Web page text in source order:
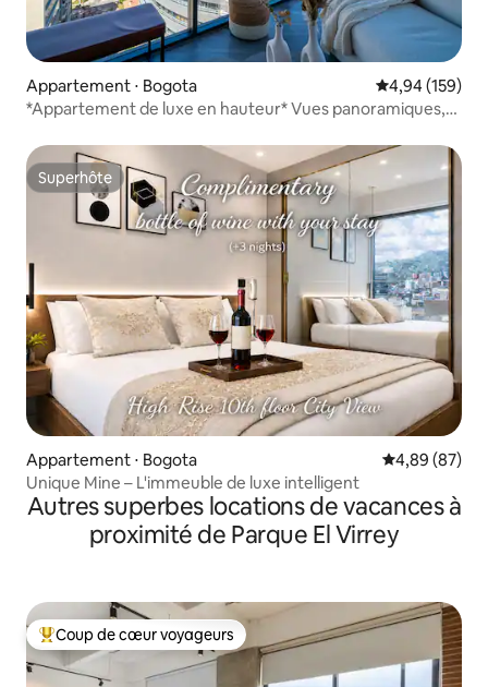
Appartement ⋅ Bogota Évaluation
4,94 (159)
*Appartement de luxe en hauteur* Vues panoramiques,
Superhôte
Superhôte
Appartement ⋅ Bogota Évaluation
4,89 (87)
Unique Mine – L'immeuble de luxe intelligent
Autres superbes locations de vacances à
proximité de Parque El Virrey
Coups de cœur voyageurs les plus appréciés
Coup de cœur voyageurs